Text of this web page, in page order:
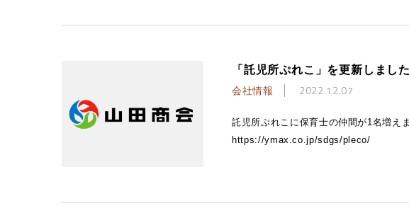
「託児所ぷれこ」を更新しました
会社情報 2022.12.07
託児所ぷれこに保育士の仲間が1名増え
https://ymax.co.jp/sdgs/pleco/